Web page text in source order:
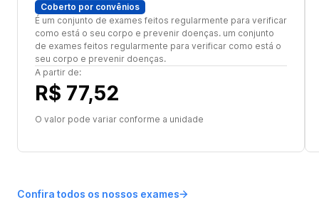
Coberto por convênios
É um conjunto de exames feitos regularmente para verificar
como está o seu corpo e prevenir doenças. um conjunto
de exames feitos regularmente para verificar como está o
seu corpo e prevenir doenças.
A partir de:
R$ 77,52
O valor pode variar conforme a unidade
Confira todos os nossos exames